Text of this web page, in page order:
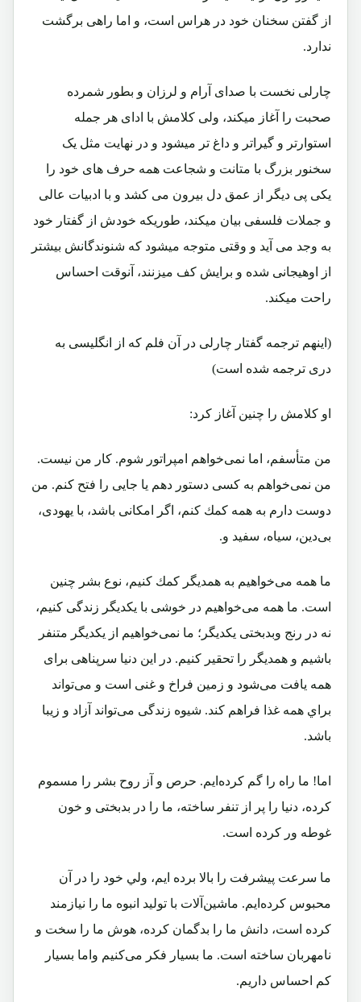
از گفتن سخنان خود در هراس است، و اما راهی برگشت
ندارد.
چارلی نخست با صدای آرام و لرزان و بطور شمرده
صحبت را آغاز میکند، ولی کلامش با ادای هر جمله
استوارتر و گیراتر و داغ تر میشود و در نهایت مثل یک
سخنور بزرگ با متانت و شجاعت همه حرف های خود را
یکی پی دیگر از عمق دل بیرون می کشد و با ادبیات عالی
و جملات فلسفی بیان میکند، طوریکه خودش از گفتار خود
به وجد می آید و وقتی متوجه میشود که شنوندگانش بیشتر
از اوهیجانی شده و برایش کف میزنند، آنوقت احساس
راحت میکند.
(اینهم ترجمه گفتار چارلی در آن فلم که از انگلیسی به
دری ترجمه شده است)
او کلامش را چنین آغاز کرد:
من متأسفم، اما نمی‌خواهم امپراتور شوم. كار من نيست.
من نمی‌خواهم به كسی دستور دهم يا جايی را فتح كنم. من
دوست دارم به همه كمك كنم، اگر امكانی باشد، با يهودی،
بی‌دين، سياه، سفيد و.
ما همه می‌خواهيم به همديگر كمك كنيم، نوع بشر چنين
است. ما همه می‌خواهيم در خوشی با يكديگر زندگی كنيم،
نه در رنج وبدبختی يكديگر؛ ما نمی‌خواهيم از يكديگر متنفر
باشيم و همديگر را تحقير كنيم. در اين دنيا سرپناهی برای
همه يافت می‌شود و زمين فراخ و غنی است و می‌تواند
براي همه غذا فراهم كند. شيوه زندگی می‌تواند آزاد و زيبا
باشد.
اما! ما راه را گم كرده‌ايم. حرص و آز روح بشر را مسموم
كرده، دنيا را پر از تنفر ساخته، ما را در بدبختی و خون
غوطه ‌ور كرده است.
ما سرعت پیشرفت را بالا برده ایم، ولي خود را در آن
محبوس كرده‌ايم. ماشين‌آلات با توليد انبوه ما را نيازمند
كرده است، دانش ما را بدگمان كرده، هوش ما را سخت و
نامهربان ساخته است. ما بسيار فكر می‌كنيم واما بسيار
كم ‌احساس داریم.